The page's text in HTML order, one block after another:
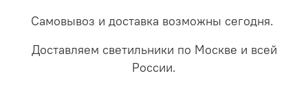
Самовывоз и доставка возможны сегодня.
Доставляем светильники по Москве и всей
России.